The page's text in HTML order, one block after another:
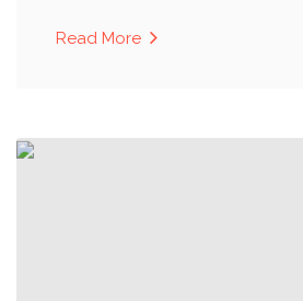
Read More